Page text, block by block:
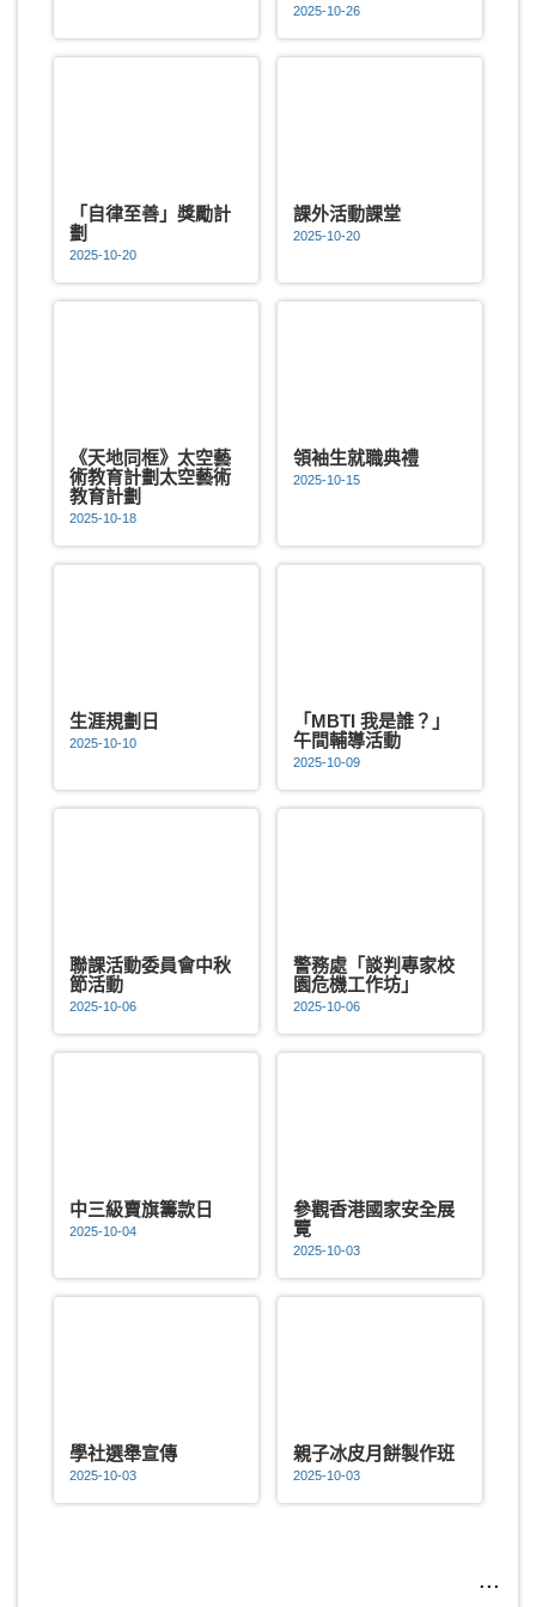
2025-10-26
「自律至善」獎勵計
劃
2025-10-20
課外活動課堂
2025-10-20
《天地同框》太空藝
術教育計劃太空藝術
教育計劃
2025-10-18
領袖生就職典禮
2025-10-15
生涯規劃日
2025-10-10
「MBTI 我是誰？」
午間輔導活動
2025-10-09
聯課活動委員會中秋
節活動
2025-10-06
警務處「談判專家校
園危機工作坊」
2025-10-06
中三級賣旗籌款日
2025-10-04
參觀香港國家安全展
覽
2025-10-03
學社選舉宣傳
2025-10-03
親子冰皮月餅製作班
2025-10-03
...